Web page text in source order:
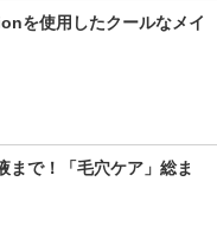
を使用したクールなメイ
まで！「毛穴ケア」総ま